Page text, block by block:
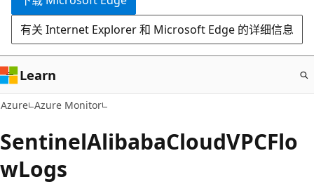
有关 Internet Explorer 和 Microsoft Edge 的详细信息
Learn
Azure Azure Monitor
SentinelAlibabaCloudVPCFlo
wLogs